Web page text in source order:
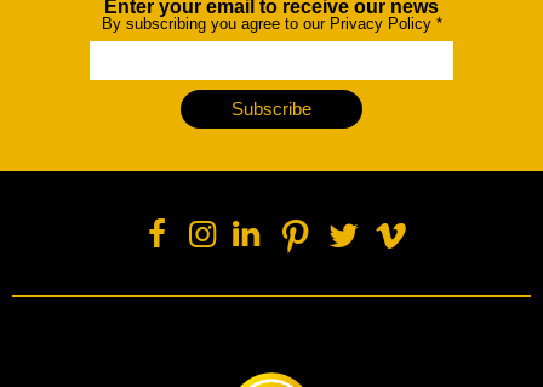
NewsletterEnter your email to receive our news
By subscribing you agree to our Privacy Policy *
Subscribe